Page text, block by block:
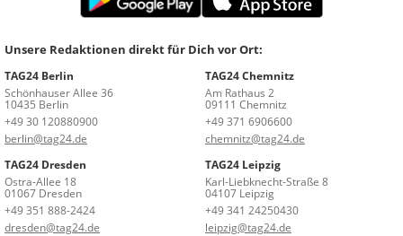
Unsere Redaktionen direkt für Dich vor Ort:
TAG24 Berlin
Schönhauser Allee 36
10435 Berlin
+49 30 120880900
berlin@tag24.de
TAG24 Chemnitz
Am Rathaus 2
09111 Chemnitz
+49 371 6906600
chemnitz@tag24.de
TAG24 Dresden
Ostra-Allee 18
01067 Dresden
+49 351 888-2424
dresden@tag24.de
TAG24 Leipzig
Karl-Liebknecht-Straße 8
04107 Leipzig
+49 341 24250430
leipzig@tag24.de